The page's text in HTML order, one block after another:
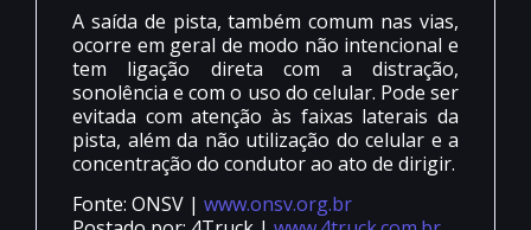
A saída de pista, também comum nas vias,
ocorre em geral de modo não intencional e
tem ligação direta com a distração,
sonolência e com o uso do celular. Pode ser
evitada com atenção às faixas laterais da
pista, além da não utilização do celular e a
concentração do condutor ao ato de dirigir.
Fonte: ONSV | www.onsv.org.br